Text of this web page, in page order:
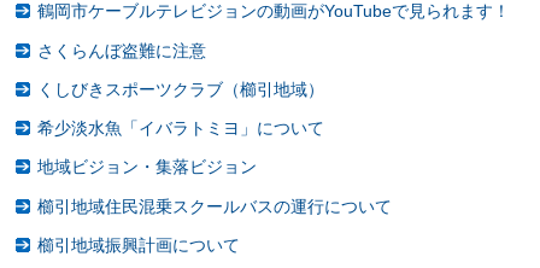
鶴岡市ケーブルテレビジョンの動画がYouTubeで見られます！
さくらんぼ盗難に注意
くしびきスポーツクラブ（櫛引地域）
希少淡水魚「イバラトミヨ」について
地域ビジョン・集落ビジョン
櫛引地域住民混乗スクールバスの運行について
櫛引地域振興計画について